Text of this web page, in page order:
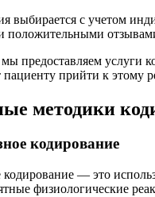
выбирается с учетом
положительными
предоставляем услуги
прийти к этому
методики
кодирование
— это
физиологические